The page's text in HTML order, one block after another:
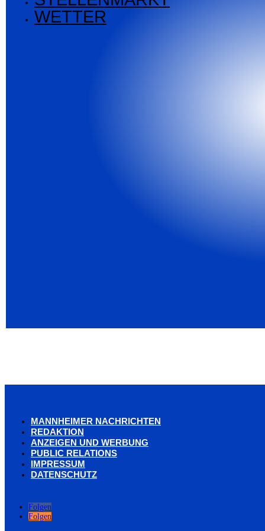
WETTER
MANNHEIMER NACHRICHTEN
REDAKTION
ANZEIGEN UND WERBUNG
PUBLIC RELATIONS
IMPRESSUM
DATENSCHUTZ
Folgen
Folgen